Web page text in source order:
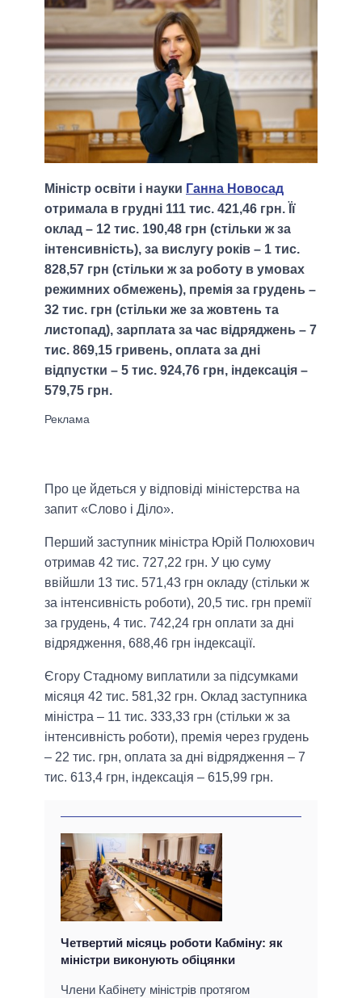
Міністр освіти і науки Ганна Новосад
отримала в грудні 111 тис. 421,46 грн. Її
оклад – 12 тис. 190,48 грн (стільки ж за
інтенсивність), за вислугу років – 1 тис.
828,57 грн (стільки ж за роботу в умовах
режимних обмежень), премія за грудень –
32 тис. грн (стільки же за жовтень та
листопад), зарплата за час відряджень – 7
тис. 869,15 гривень, оплата за дні
відпустки – 5 тис. 924,76 грн, індексація –
579,75 грн.
Про це йдеться у відповіді міністерства на
запит «Слово і Діло».
Перший заступник міністра Юрій Полюхович
отримав 42 тис. 727,22 грн. У цю суму
ввійшли 13 тис. 571,43 грн окладу (стільки ж
за інтенсивність роботи), 20,5 тис. грн премії
за грудень, 4 тис. 742,24 грн оплати за дні
відрядження, 688,46 грн індексації.
Єгору Стадному виплатили за підсумками
місяця 42 тис. 581,32 грн. Оклад заступника
міністра – 11 тис. 333,33 грн (стільки ж за
інтенсивність роботи), премія через грудень
– 22 тис. грн, оплата за дні відрядження – 7
тис. 613,4 грн, індексація – 615,99 грн.
Четвертий місяць роботи Кабміну: як
міністри виконують обіцянки
Члени Кабінету міністрів протягом